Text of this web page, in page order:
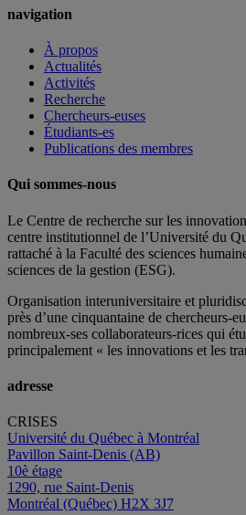
navigation
À propos
Actualités
Activités
Recherche
Chercheurs-euses
Étudiants-es
Publications des membres
Qui sommes-nous
Le Centre de recherche sur les
centre institutionnel de l’Université du
rattaché à la Faculté des sciences
sciences de la gestion (ESG).
Organisation interuniversitaire et
près d’une cinquantaine de chercheurs-
nombreux-ses collaborateurs-rices qui
principalement « les innovations et les
adresse
CRISES
Université du Québec à Montréal
Pavillon Saint-Denis (AB)
10è étage
1290, rue Saint-Denis
Montréal (Québec) H2X 3J7